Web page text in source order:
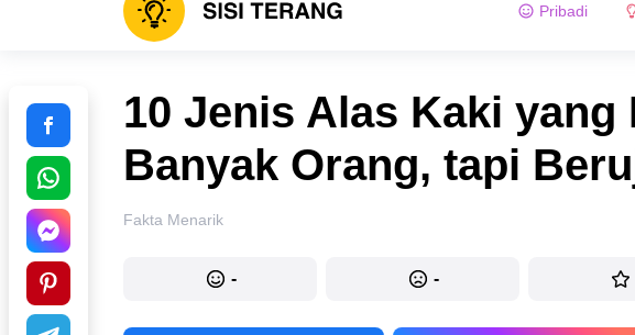
Pribadi
10 Jenis Alas Kaki yang
Banyak Orang, tapi
Fakta Menarik
- -